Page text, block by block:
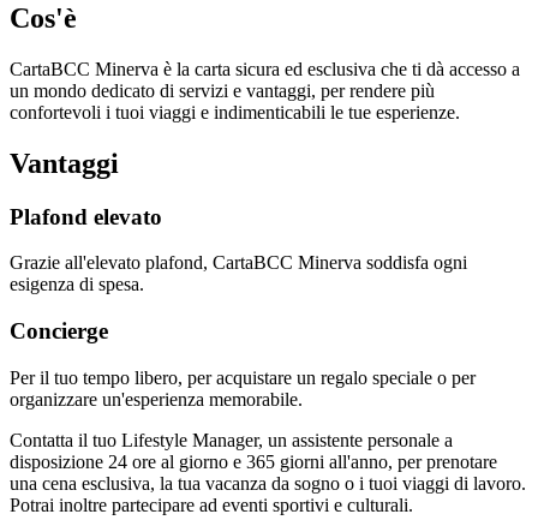
Cos'è
CartaBCC Minerva è la carta sicura ed esclusiva che ti dà accesso a
un mondo dedicato di servizi e vantaggi, per rendere più
confortevoli i tuoi viaggi e indimenticabili le tue esperienze.
Vantaggi
Plafond elevato
Grazie all'elevato plafond, CartaBCC Minerva soddisfa ogni
esigenza di spesa.
Concierge
Per il tuo tempo libero, per acquistare un regalo speciale o per
organizzare un'esperienza memorabile.
Contatta il tuo Lifestyle Manager, un assistente personale a
disposizione 24 ore al giorno e 365 giorni all'anno, per prenotare
una cena esclusiva, la tua vacanza da sogno o i tuoi viaggi di lavoro.
Potrai inoltre partecipare ad eventi sportivi e culturali.